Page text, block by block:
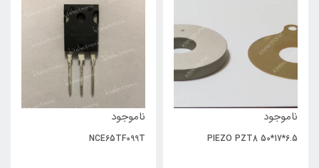
ناموجود
PIEZO PZT8 50*17*6.5
ناموجود
NCE65TF099T